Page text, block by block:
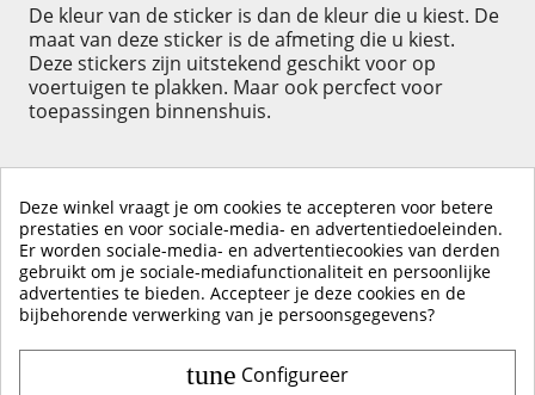
De kleur van de sticker is dan de kleur die u kiest. De
maat van deze sticker is de afmeting die u kiest.
Deze stickers zijn uitstekend geschikt voor op
voertuigen te plakken. Maar ook percfect voor
toepassingen binnenshuis.
KLIK HIER OM EEN ​​RECENSIE ACHTER TE LATEN
Deze winkel vraagt je om cookies te accepteren voor betere
prestaties en voor sociale-media- en advertentiedoeleinden.
Er worden sociale-media- en advertentiecookies van derden
gebruikt om je sociale-mediafunctionaliteit en persoonlijke
advertenties te bieden. Accepteer je deze cookies en de
bijbehorende verwerking van je persoonsgegevens?
tune Configureer